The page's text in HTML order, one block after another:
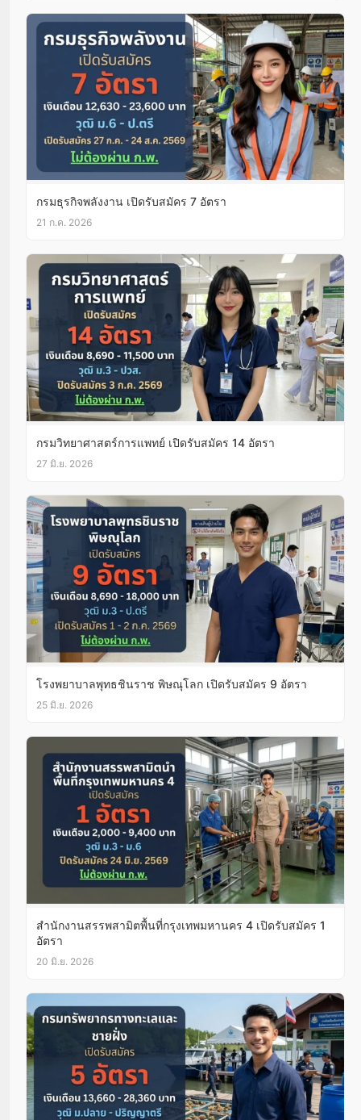
กรมธุรกิจพลังงาน เปิดรับสมัคร 7 อัตรา
21 ก.ค. 2026
กรมวิทยาศาสตร์การแพทย์ เปิดรับสมัคร 14 อัตรา
27 มิ.ย. 2026
โรงพยาบาลพุทธชินราช พิษณุโลก เปิดรับสมัคร 9 อัตรา
25 มิ.ย. 2026
สำนักงานสรรพสามิตพื้นที่กรุงเทพมหานคร 4 เปิดรับสมัคร 1
อัตรา
20 มิ.ย. 2026